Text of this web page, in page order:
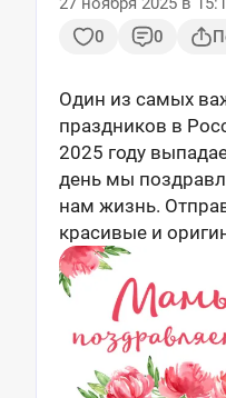
0
0
Один из самых
праздников в
2025 году
день мы
нам жизнь.
красивые и